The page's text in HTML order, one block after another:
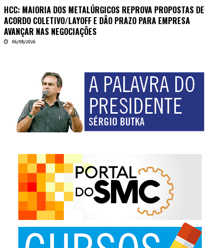
HCC: MAIORIA DOS METALÚRGICOS REPROVA PROPOSTAS DE
ACORDO COLETIVO/LAYOFF E DÃO PRAZO PARA EMPRESA
AVANÇAR NAS NEGOCIAÇÕES
06/08/2026